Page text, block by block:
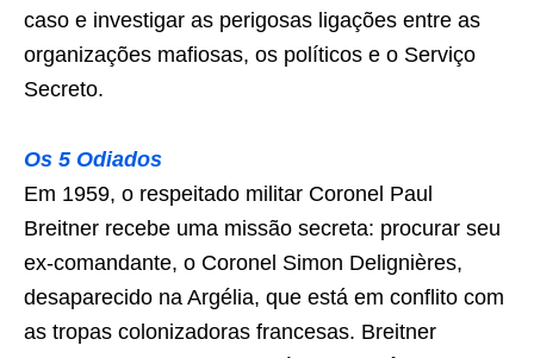
caso e investigar as perigosas ligações entre as
organizações mafiosas, os políticos e o Serviço
Secreto.
Os 5 Odiados
Em 1959, o respeitado militar Coronel Paul
Breitner recebe uma missão secreta: procurar seu
ex-comandante, o Coronel Simon Delignières,
desaparecido na Argélia, que está em conflito com
as tropas colonizadoras francesas. Breitner